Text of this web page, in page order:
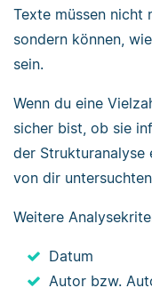
Texte müssen nicht
sondern können,
sein.
Wenn du eine
sicher bist, ob sie
der Strukturanalyse
von dir
Weitere
Datum
Autor bzw.